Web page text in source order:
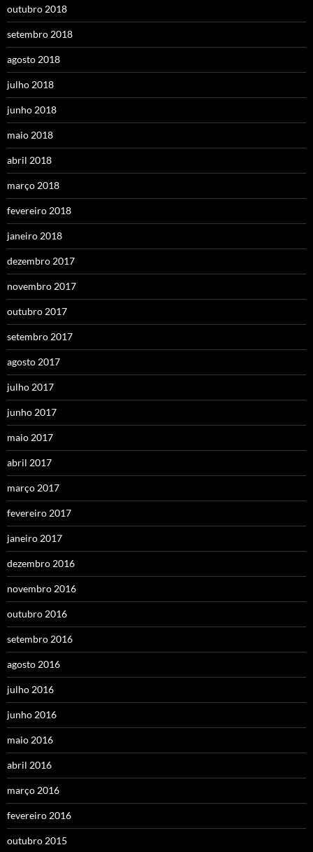
outubro 2018
setembro 2018
agosto 2018
julho 2018
junho 2018
maio 2018
abril 2018
março 2018
fevereiro 2018
janeiro 2018
dezembro 2017
novembro 2017
outubro 2017
setembro 2017
agosto 2017
julho 2017
junho 2017
maio 2017
abril 2017
março 2017
fevereiro 2017
janeiro 2017
dezembro 2016
novembro 2016
outubro 2016
setembro 2016
agosto 2016
julho 2016
junho 2016
maio 2016
abril 2016
março 2016
fevereiro 2016
outubro 2015